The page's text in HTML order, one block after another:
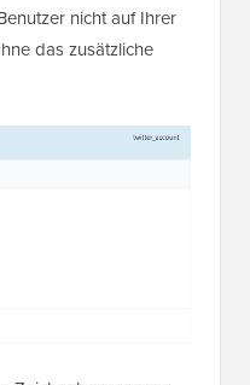
nicht auf Ihrer
das zusätzliche